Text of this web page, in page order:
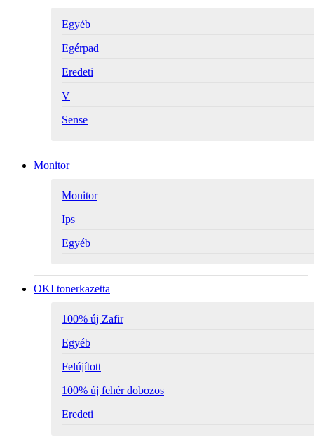
Egyéb
Egérpad
Eredeti
V
Sense
Monitor
Monitor
Ips
Egyéb
OKI tonerkazetta
100% új Zafir
Egyéb
Felújított
100% új fehér dobozos
Eredeti